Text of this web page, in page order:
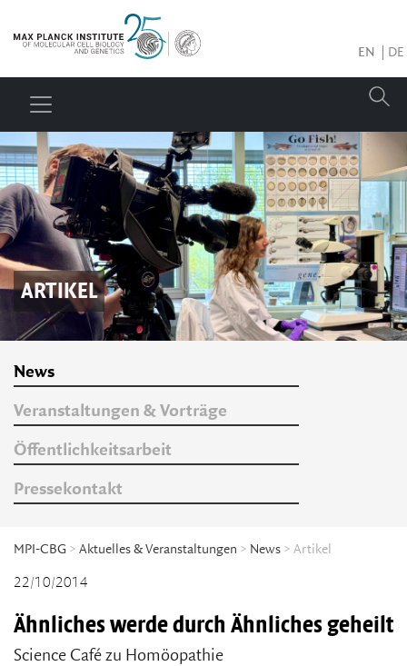
EN DE
ARTIKEL
News
Veranstaltungen & Vorträge
Öffentlichkeitsarbeit
Pressekontakt
MPI-CBG > Aktuelles & Veranstaltungen > News > Artikel
22/10/2014
Ähnliches werde durch Ähnliches geheilt
Science Café zu Homöopathie